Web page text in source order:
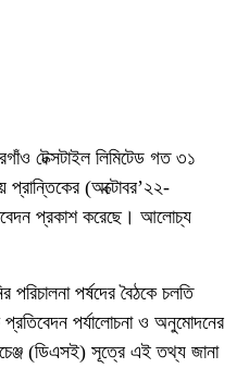
টেক্সটাইল লিমিটেড গত ৩১
প্রান্তিকের (অক্টোবর’২২-
প্রকাশ করেছে। আলোচ্য
পরিচালনা পর্ষদের বৈঠকে চলতি
প্রতিবেদন পর্যালোচনা ও অনুমোদনের
(ডিএসই) সূত্রে এই তথ্য জানা